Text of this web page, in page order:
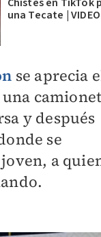
una Tecate | VIDEO
se aprecia
y después
se
a